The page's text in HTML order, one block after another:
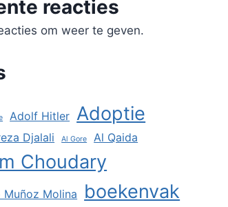
reacties
om weer te geven.
Adolf Hitler Adoptie
Djalali Al Gore Al Qaida
Choudary
Muñoz Molina boekenvak